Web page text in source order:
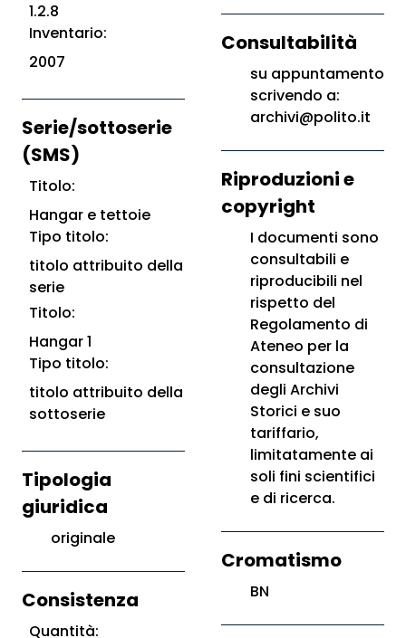
1.2.8
Inventario:
2007
Serie/sottoserie
(SMS)
Titolo:
Hangar e tettoie
Tipo titolo:
titolo attribuito della
serie
Titolo:
Hangar 1
Tipo titolo:
titolo attribuito della
sottoserie
Tipologia
giuridica
originale
Consistenza
Quantità:
Consultabilità
su appuntamento
scrivendo a:
archivi@polito.it
Riproduzioni e
copyright
I documenti sono
consultabili e
riproducibili nel
rispetto del
Regolamento di
Ateneo per la
consultazione
degli Archivi
Storici e suo
tariffario,
limitatamente ai
soli fini scientifici
e di ricerca.
Cromatismo
BN